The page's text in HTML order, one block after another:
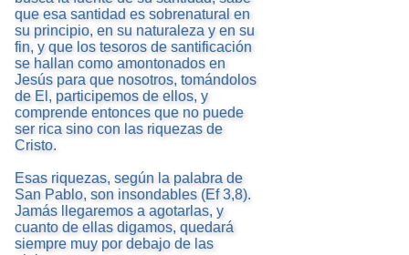
que esa santidad es sobrenatural en
su principio, en su naturaleza y en su
fin, y que los tesoros de santificación
se hallan como amontonados en
Jesús para que nosotros, tomándolos
de El, participemos de ellos, y
comprende entonces que no puede
ser rica sino con las riquezas de
Cristo.
Esas riquezas, según la palabra de
San Pablo, son insondables (Ef 3,8).
Jamás llegaremos a agotarlas, y
cuanto de ellas digamos, quedará
siempre muy por debajo de las